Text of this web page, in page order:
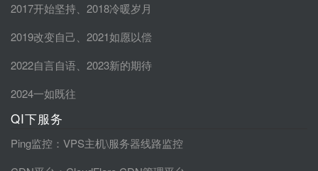
2017开始坚持
2018冷暖岁月
2019改变自己
2021如愿以偿
2022自言自语
2023新的期待
2024一如既往
QI下服务
Ping监控 ：VPS主机\服务器线路监控